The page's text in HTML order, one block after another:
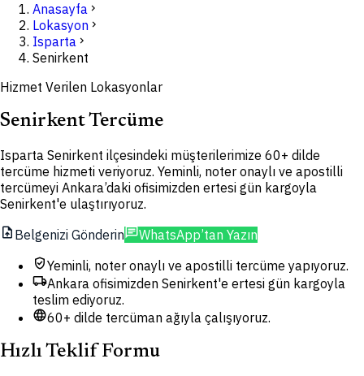
Anasayfa chevron_right
Lokasyon chevron_right
Isparta chevron_right
Senirkent
Hizmet Verilen Lokasyonlar
Senirkent Tercüme
Isparta Senirkent ilçesindeki müşterilerimize 60+ dilde
tercüme hizmeti veriyoruz. Yeminli, noter onaylı ve apostilli
tercümeyi Ankara’daki ofisimizden ertesi gün kargoyla
Senirkent'e ulaştırıyoruz.
upload_file Belgenizi GönderinchatWhatsApp’tan Yazın
verified_userYeminli, noter onaylı ve apostilli tercüme yapıyoruz.
local_shippingAnkara ofisimizden Senirkent'e ertesi gün kargoyla
teslim ediyoruz.
language60+ dilde tercüman ağıyla çalışıyoruz.
Hızlı Teklif Formu